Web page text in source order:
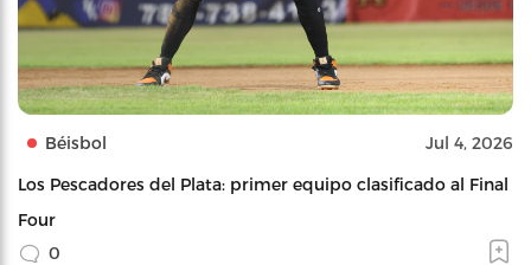
Béisbol Jul 4, 2026
Los Pescadores del Plata: primer equipo clasificado al Final
Four
0